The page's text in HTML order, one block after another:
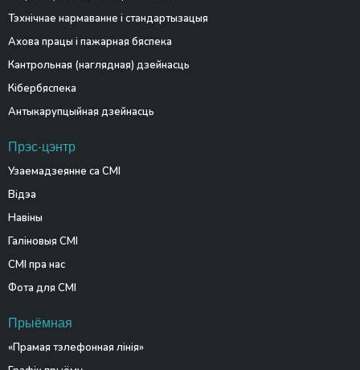
Тэхнічнае нармаванне і стандартызацыя
Ахова працы і пажарная бяспека
Кантрольная (наглядная) дзейнасць
Кібербяспека
Антыкарупцыйная дзейнасць
Прэс-цэнтр
Узаемадзеянне са СМІ
Відэа
Навіны
Галіновыя СМІ
СМІ пра нас
Фота для СМІ
Прыёмная
«Прамая тэлефонная лінія»